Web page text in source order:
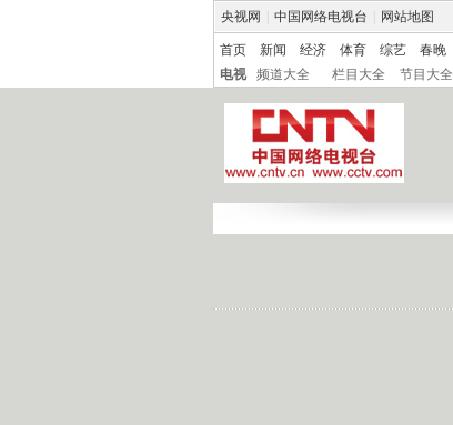
央视网 中国网络电视台 网站地图
首页 新闻 经济 体育 综艺 春晚
电视
频道大全 栏目大全 节目大全